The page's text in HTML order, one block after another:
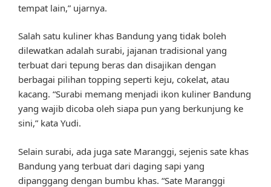
tempat lain,” ujarnya.
Salah satu kuliner khas Bandung yang tidak boleh
dilewatkan adalah surabi, jajanan tradisional yang
terbuat dari tepung beras dan disajikan dengan
berbagai pilihan topping seperti keju, cokelat, atau
kacang. “Surabi memang menjadi ikon kuliner Bandung
yang wajib dicoba oleh siapa pun yang berkunjung ke
sini,” kata Yudi.
Selain surabi, ada juga sate Maranggi, sejenis sate khas
Bandung yang terbuat dari daging sapi yang
dipanggang dengan bumbu khas. “Sate Maranggi